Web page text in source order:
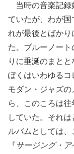
当時の音楽記録
ていたが、わが
れが最後とばか
た。ブルーノー
りに垂涎のまとと
ぼくはいわゆるコ
モダン・ジャズ
ら、このころは
していた。それ
ルバムとしては、
『サージング・ア